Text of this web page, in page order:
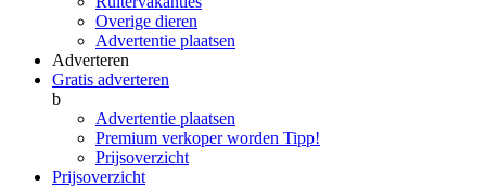
Overige dieren
Advertentie plaatsen
Adverteren
Gratis adverteren
b
Advertentie plaatsen
Premium verkoper worden Tipp!
Prijsoverzicht
Prijsoverzicht